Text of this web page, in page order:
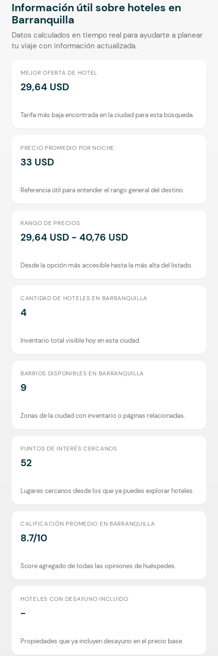
Información útil sobre hoteles en
Barranquilla
Datos calculados en tiempo real para ayudarte a planear
tu viaje con información actualizada.
MEJOR OFERTA DE HOTEL
29,64 USD
Tarifa más baja encontrada en la ciudad para esta búsqueda.
PRECIO PROMEDIO POR NOCHE
33 USD
Referencia útil para entender el rango general del destino.
RANGO DE PRECIOS
29,64 USD - 40,76 USD
Desde la opción más accesible hasta la más alta del listado.
CANTIDAD DE HOTELES EN BARRANQUILLA
4
Inventario total visible hoy en esta ciudad.
BARRIOS DISPONIBLES EN BARRANQUILLA
9
Zonas de la ciudad con inventario o páginas relacionadas.
PUNTOS DE INTERÉS CERCANOS
52
Lugares cercanos desde los que ya puedes explorar hoteles.
CALIFICACIÓN PROMEDIO EN BARRANQUILLA
8.7/10
Score agregado de todas las opiniones de huéspedes.
HOTELES CON DESAYUNO INCLUIDO
-
Propiedades que ya incluyen desayuno en el precio base.